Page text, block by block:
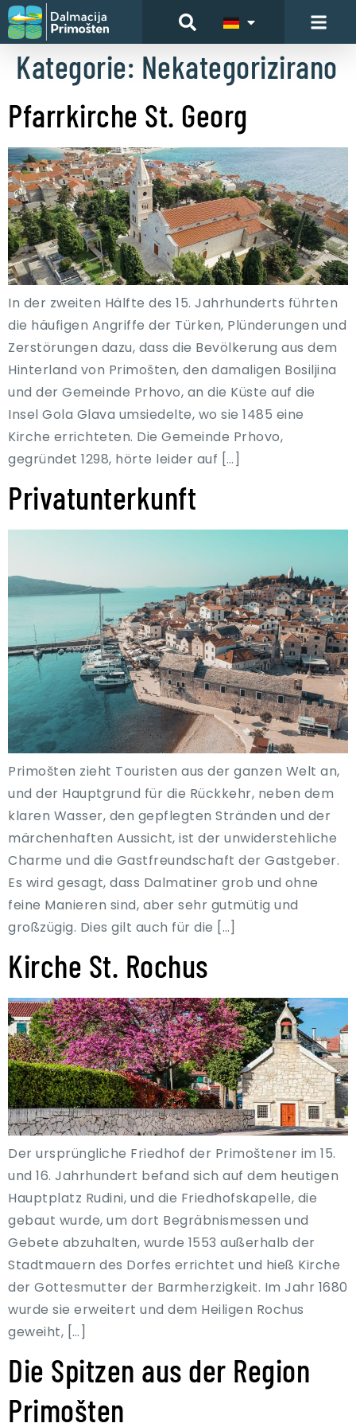
Kategorie: Nekategorizirano
Pfarrkirche St. Georg
In der zweiten Hälfte des 15. Jahrhunderts führten
die häufigen Angriffe der Türken, Plünderungen und
Zerstörungen dazu, dass die Bevölkerung aus dem
Hinterland von Primošten, den damaligen Bosiljina
und der Gemeinde Prhovo, an die Küste auf die
Insel Gola Glava umsiedelte, wo sie 1485 eine
Kirche errichteten. Die Gemeinde Prhovo,
gegründet 1298, hörte leider auf […]
Privatunterkunft
Primošten zieht Touristen aus der ganzen Welt an,
und der Hauptgrund für die Rückkehr, neben dem
klaren Wasser, den gepflegten Stränden und der
märchenhaften Aussicht, ist der unwiderstehliche
Charme und die Gastfreundschaft der Gastgeber.
Es wird gesagt, dass Dalmatiner grob und ohne
feine Manieren sind, aber sehr gutmütig und
großzügig. Dies gilt auch für die […]
Kirche St. Rochus
Der ursprüngliche Friedhof der Primoštener im 15.
und 16. Jahrhundert befand sich auf dem heutigen
Hauptplatz Rudini, und die Friedhofskapelle, die
gebaut wurde, um dort Begräbnismessen und
Gebete abzuhalten, wurde 1553 außerhalb der
Stadtmauern des Dorfes errichtet und hieß Kirche
der Gottesmutter der Barmherzigkeit. Im Jahr 1680
wurde sie erweitert und dem Heiligen Rochus
geweiht, […]
Die Spitzen aus der Region
Primošten